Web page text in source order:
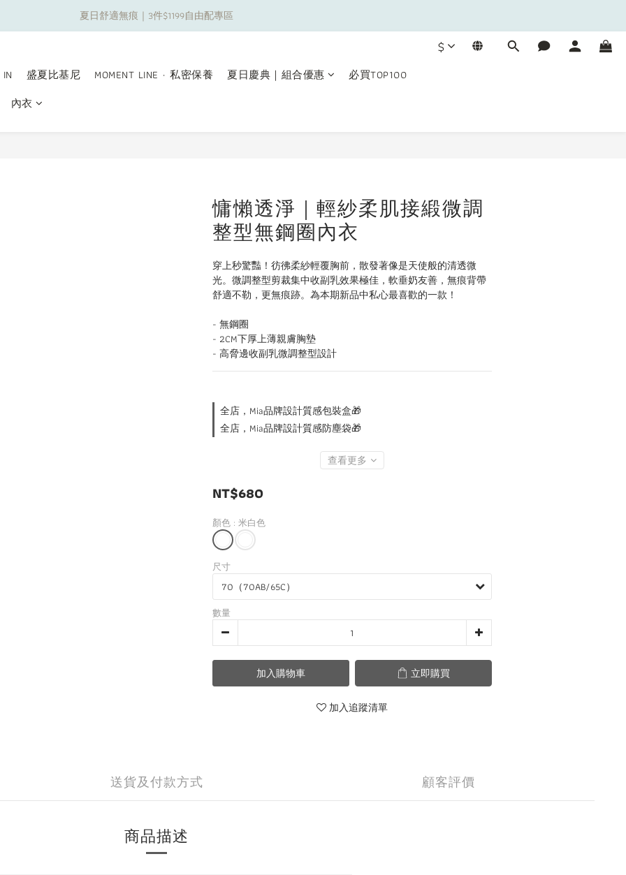
夏日舒適無痕｜3件$1199自由配專區
夏日舒適無痕｜3件$1199自由配專區
夏日舒適無痕｜3件$1199自由配專區
$
盛夏比基尼 MOMENT LINE · 私密保養 夏日慶典｜組合優惠
必買TOP100
內衣
慵懶透淨｜輕紗柔肌接緞微調
整型無鋼圈內衣
穿上秒驚豔！彷彿柔紗輕覆胸前，散發著像是天使般的清透微
光。微調整型剪裁集中收副乳效果極佳，軟垂奶友善，無痕背帶
舒適不勒，更無痕跡。為本期新品中私心最喜歡的一款！
- 無鋼圈
- 2CM下厚上薄親膚胸墊
- 高脅邊收副乳微調整型設計
全店，Mia品牌設計質感包裝盒🎁
全店，Mia品牌設計質感防塵袋🎁
查看更多
NT$680
顏色 : 米白色
尺寸
數量
加入購物車 立即購買
加入追蹤清單
送貨及付款方式 顧客評價
商品描述